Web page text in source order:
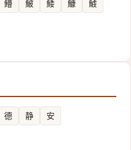
䲛 鮍 鯘 鱇
鰬
德 静 安